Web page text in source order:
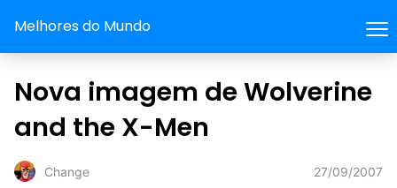
Melhores do Mundo
Nova imagem de Wolverine
and the X-Men
Change 27/09/2007